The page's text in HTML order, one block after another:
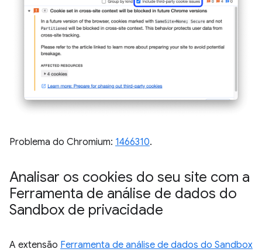
Problema do Chromium: 1466310.
Analisar os cookies do seu site com a
Ferramenta de análise de dados do
Sandbox de privacidade
A extensão Ferramenta de análise de dados do Sandbox